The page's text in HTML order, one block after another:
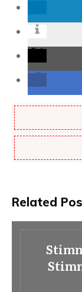
Related